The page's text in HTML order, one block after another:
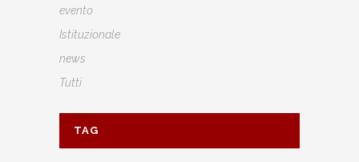
evento
Istituzionale
news
Tutti
TAG